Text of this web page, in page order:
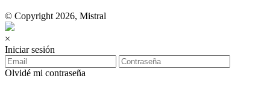
© Copyright 2026, Mistral
×
Iniciar sesión
Olvidé mi contraseña